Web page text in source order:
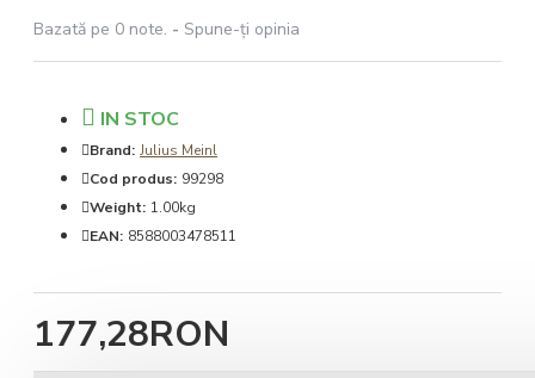
Bazată pe 0 note. - Spune-ţi opinia
177,28RON
IN STOC
Brand: Julius Meinl
Cod produs: 99298
Weight: 1.00kg
EAN: 8588003478511